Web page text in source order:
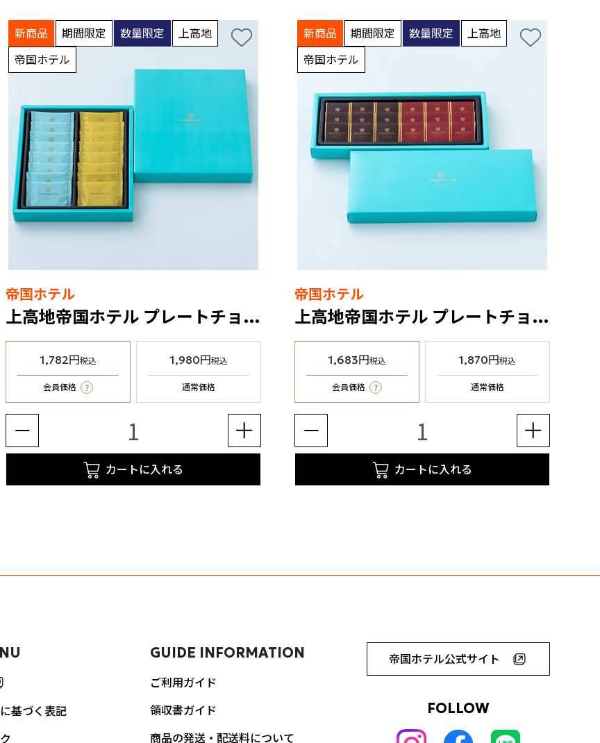
新商品 期間限定 数量限定
上高地
帝国ホテル
帝国ホテル
上高地帝国ホテル プレートチョコレート（アールグレイ&カフェ）（KT-17P）
1,782円税込
会員価格 ?
1,980円税込
通常価格
カートに入れる
新商品 期間限定 数量限定
上高地
帝国ホテル
帝国ホテル
上高地帝国ホテル プレートチョコレート（KT-15P）
1,683円税込
会員価格 ?
1,870円税込
通常価格
カートに入れる
基づく表記
GUIDE INFORMATION
ご利用ガイド
領収書ガイド
商品の発送・配送料について
帝国ホテル公式サイト
FOLLOW